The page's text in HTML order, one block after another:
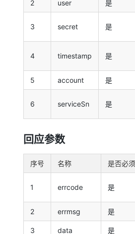
2 user 是
3 secret 是
4 timestamp 是
5 account 是
6 serviceSn 是
回应参数
序号 名称 是否必须
1 errcode 是
2 errmsg 是
3 data 是